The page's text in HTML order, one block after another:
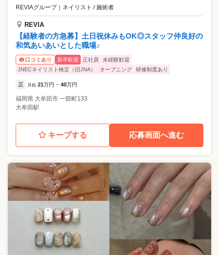
REVIAグループ｜ ネイリスト / 施術者
REVIA
【経験者の方急募】土日祝休みもOK◎スタッフ仲良好の
和気あいあいとした職場♪
口コミあり 新卒歓迎 正社員
未経験歓迎
JNECネイリスト検定（旧JNA）
オープニング 研修制度あり
正 月給 21万円 ~ 40万円
福岡県 大牟田市 一部町133
大牟田駅
キープする 応募画面へ進む